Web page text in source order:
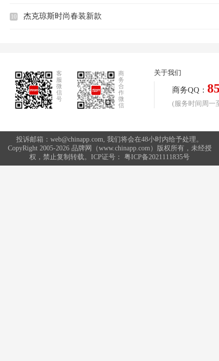
10 杰克琼斯时尚春装新款
客
服
微
信
号
商
务
合
作
微
信
关于我们
商务QQ：
(服务时间周一
投诉邮箱：web@chinapp.com, 我们将会在48小时内给予处理。
CopyRight 2005-2026 品牌网（www.chinapp.com）版权所有，未经授
权，禁止复制转载。ICP证号： 粤ICP备2021111835号